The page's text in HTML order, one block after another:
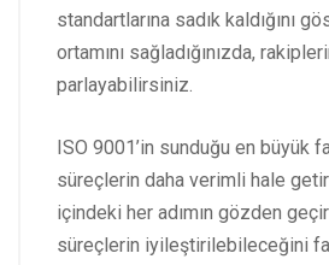
standartlarına sadık kaldığını
ortamını sağladığınızda,
parlayabilirsiniz.
ISO 9001’in sunduğu en büyük
süreçlerin daha verimli hale
içindeki her adımın gözden
süreçlerin iyileştirilebileceğini